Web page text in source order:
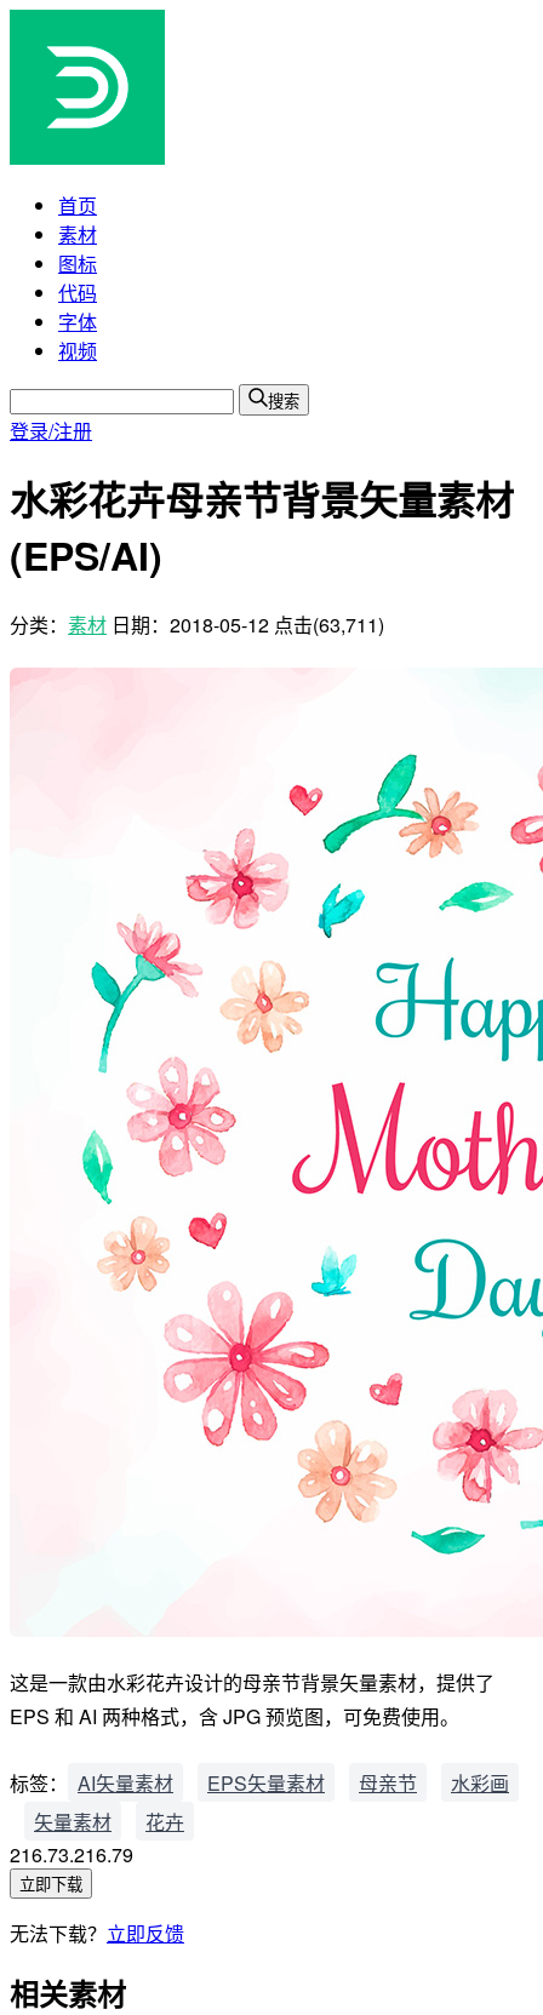
首页
素材
图标
代码
字体
视频
搜索
登录/注册
水彩花卉母亲节背景矢量素材
(EPS/AI)
分类： 素材 日期： 2018-05-12 点击(63,711)
这是一款由水彩花卉设计的母亲节背景矢量素材，提供了
EPS 和 AI 两种格式，含 JPG 预览图，可免费使用。
标签： AI矢量素材 EPS矢量素材 母亲节
水彩画
矢量素材
花卉
216.73.216.79
立即下载
无法下载？ 立即反馈
相关素材